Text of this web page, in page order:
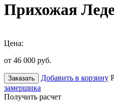
Прихожая
Цена:
от 46 000 руб.
Заказать Добавить в корзину
замерщика
Получить расчет